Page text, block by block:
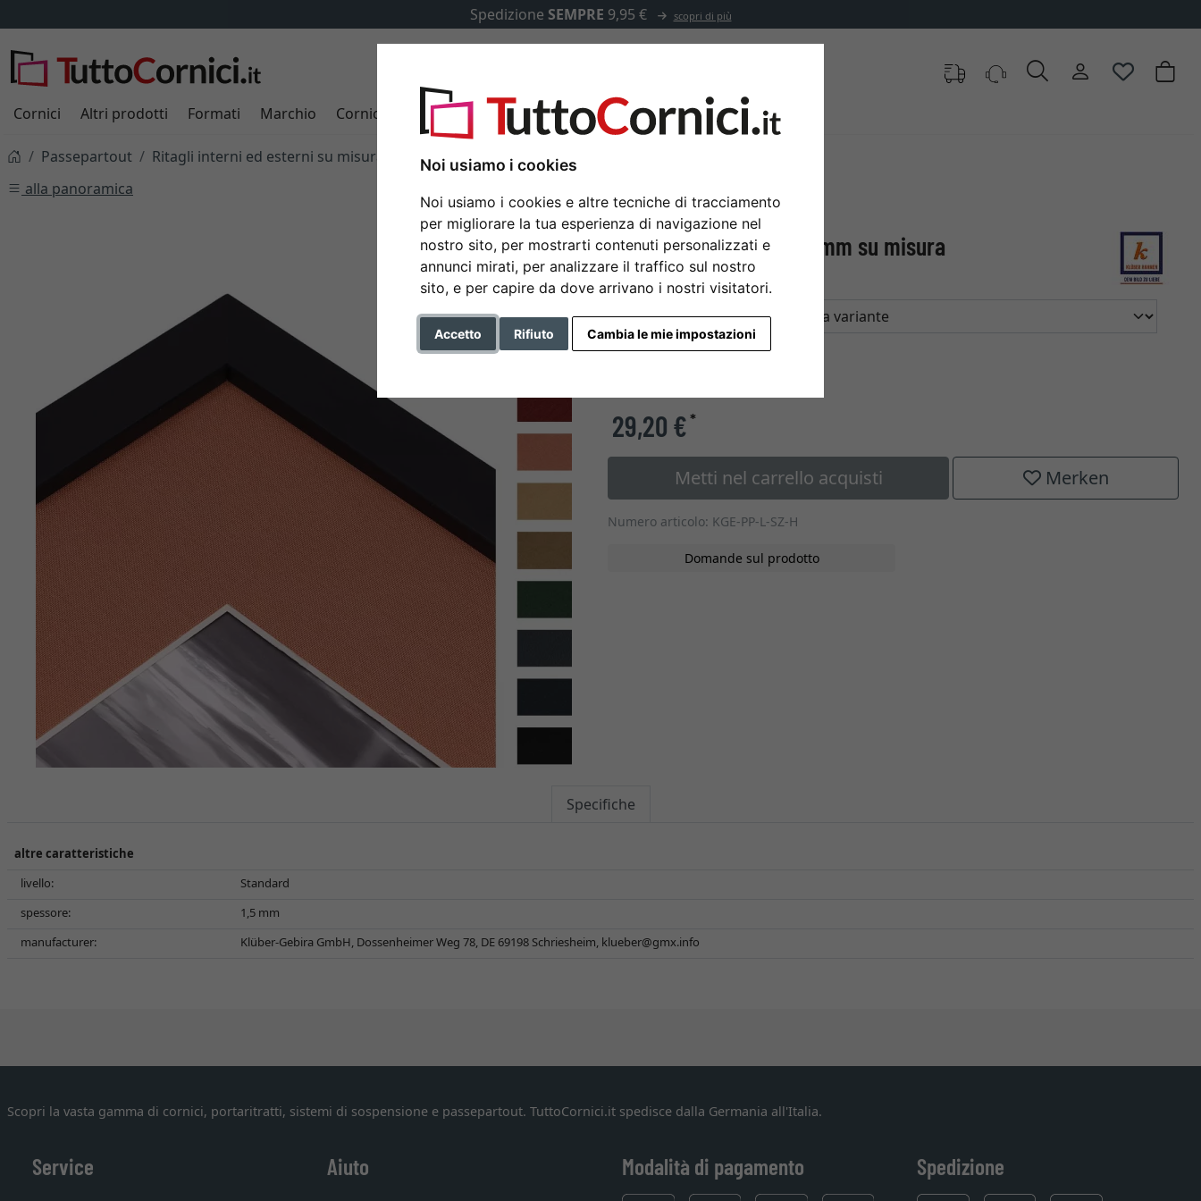
Noi usiamo i cookies
Noi usiamo i cookies e altre tecniche di tracciamento
per migliorare la tua esperienza di navigazione nel
nostro sito, per mostrarti contenuti personalizzati e
annunci mirati, per analizzare il traffico sul nostro
sito, e per capire da dove arrivano i nostri visitatori.
Accetto Rifiuto Cambia le mie impostazioni
Spedizione SEMPRE 9,95 € scopri di più
Cornici Altri prodotti Formati Marchio Cornici su misura Passepartout Accessori
Passepartout Ritagli interni ed esterni su misura
Passepartout in lino 1,5 mm su misura
alla panoramica
Passepartout in lino 1,5 mm su misura
Colore
29,20 €*
Metti nel carrello acquisti Merken
Numero articolo: KGE-PP-L-SZ-H
Domande sul prodotto
Specifiche
altre caratteristiche
livello:
Standard
spessore:
1,5 mm
manufacturer:
Klüber-Gebira GmbH, Dossenheimer Weg 78, DE 69198 Schriesheim, klueber@gmx.info
Scopri la vasta gamma di cornici, portaritratti, sistemi di sospensione e passepartout. TuttoCornici.it spedisce dalla Germania all'Italia.
Service Aiuto Modalità di pagamento Spedizione